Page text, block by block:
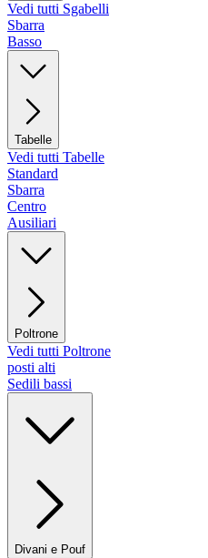
Vedi tutti Sgabelli
Sbarra
Basso
Tabelle
Vedi tutti Tabelle
Standard
Sbarra
Centro
Ausiliari
Poltrone
Vedi tutti Poltrone
posti alti
Sedili bassi
Divani e Pouf